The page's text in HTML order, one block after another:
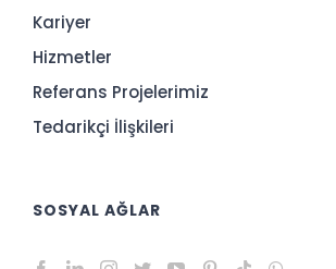
Kariyer
Hizmetler
Referans Projelerimiz
Tedarikçi İlişkileri
SOSYAL AĞLAR